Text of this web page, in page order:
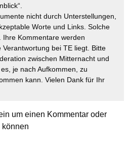
nicht durch Unterstellungen,
Worte und Links. Solche
Ihre Kommentare werden
bei TE liegt. Bitte
zwischen Mitternacht und
je nach Aufkommen, zu
kann. Vielen Dank für Ihr
um einen Kommentar oder
können